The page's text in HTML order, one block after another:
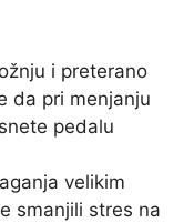
i preterano
da pri menjanju
pedalu
velikim
smanjili stres na